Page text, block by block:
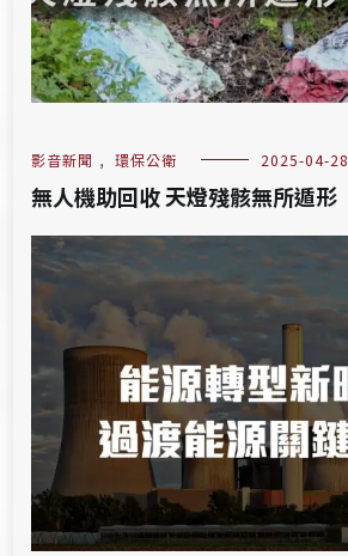
影音新聞 , 環保公衛 2025-04-28
無人機助回收 天燈殘骸無所遁形